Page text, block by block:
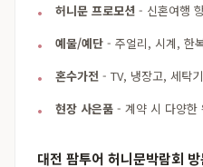
허니문 프로모션 - 신혼여행
예물/예단 - 주얼리, 시계, 한
혼수가전 - TV, 냉장고, 세탁
현장 사은품 - 계약 시 다양한
대전 팜투어 허니문박람회